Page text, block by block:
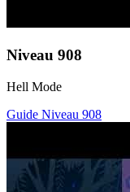
Niveau 908
Hell Mode
Guide Niveau 908